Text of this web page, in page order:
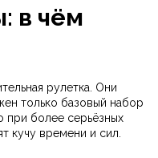
в чём
рулетка. Они
только базовый набор
при более серьёзных
кучу времени и сил.